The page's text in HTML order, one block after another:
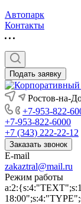
Автопарк
Контакты
Подать заявку
Ростов-на-
+7-953-822-
+7-953-822-6000
+7 (343) 222-22-12
Заказать звонок
E-mail
zakaztral@mail.ru
Режим работы